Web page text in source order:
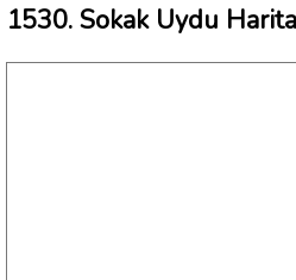
1530. Sokak Uydu